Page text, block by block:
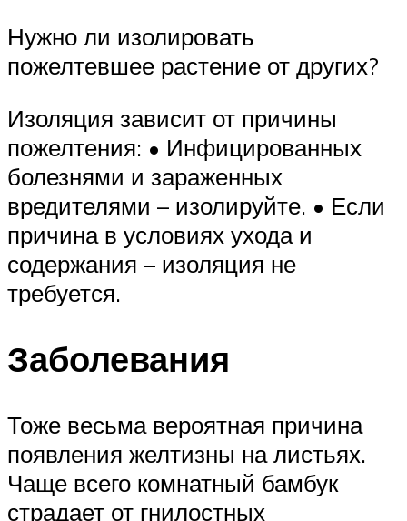
Нужно ли изолировать
пожелтевшее растение от других?
Изоляция зависит от причины
пожелтения: • Инфицированных
болезнями и зараженных
вредителями – изолируйте. • Если
причина в условиях ухода и
содержания – изоляция не
требуется.
Заболевания
Тоже весьма вероятная причина
появления желтизны на листьях.
Чаще всего комнатный бамбук
страдает от гнилостных